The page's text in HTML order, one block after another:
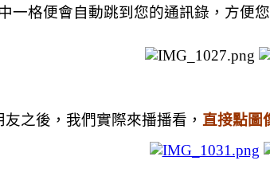
一格便會自動跳到您的通訊錄，方便
之後，我們實際來播播看， 直接點圖